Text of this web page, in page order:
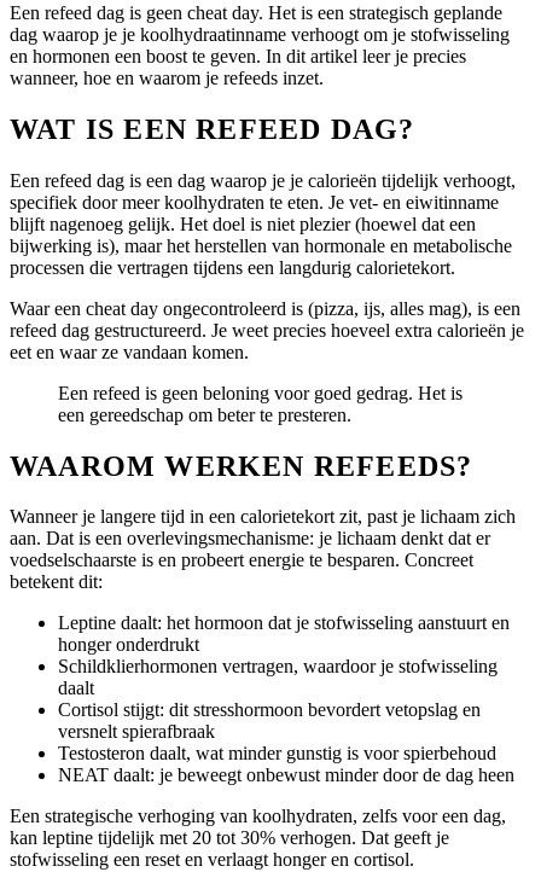
Een refeed dag is geen cheat day. Het is een strategisch geplande
dag waarop je je koolhydraatinname verhoogt om je stofwisseling
en hormonen een boost te geven. In dit artikel leer je precies
wanneer, hoe en waarom je refeeds inzet.
WAT IS EEN REFEED DAG?
Een refeed dag is een dag waarop je je calorieën tijdelijk verhoogt,
specifiek door meer koolhydraten te eten. Je vet- en eiwitinname
blijft nagenoeg gelijk. Het doel is niet plezier (hoewel dat een
bijwerking is), maar het herstellen van hormonale en metabolische
processen die vertragen tijdens een langdurig calorietekort.
Waar een cheat day ongecontroleerd is (pizza, ijs, alles mag), is een
refeed dag gestructureerd. Je weet precies hoeveel extra calorieën je
eet en waar ze vandaan komen.
Een refeed is geen beloning voor goed gedrag. Het is
een gereedschap om beter te presteren.
WAAROM WERKEN REFEEDS?
Wanneer je langere tijd in een calorietekort zit, past je lichaam zich
aan. Dat is een overlevingsmechanisme: je lichaam denkt dat er
voedselschaarste is en probeert energie te besparen. Concreet
betekent dit:
Leptine daalt: het hormoon dat je stofwisseling aanstuurt en
honger onderdrukt
Schildklierhormonen vertragen, waardoor je stofwisseling
daalt
Cortisol stijgt: dit stresshormoon bevordert vetopslag en
versnelt spierafbraak
Testosteron daalt, wat minder gunstig is voor spierbehoud
NEAT daalt: je beweegt onbewust minder door de dag heen
Een strategische verhoging van koolhydraten, zelfs voor een dag,
kan leptine tijdelijk met 20 tot 30% verhogen. Dat geeft je
stofwisseling een reset en verlaagt honger en cortisol.